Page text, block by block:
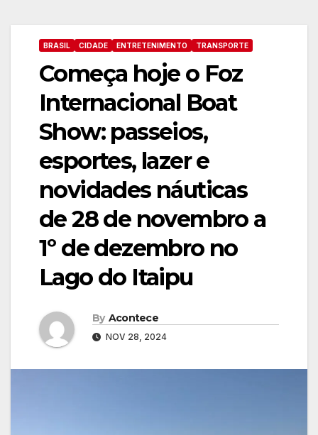
BRASIL CIDADE ENTRETENIMENTO TRANSPORTE
Começa hoje o Foz
Internacional Boat
Show: passeios,
esportes, lazer e
novidades náuticas
de 28 de novembro a
1º de dezembro no
Lago do Itaipu
By Acontece
NOV 28, 2024